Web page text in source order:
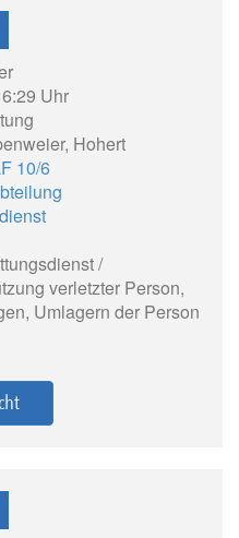
Uhr
Hohert
10/6
/
verletzter Person,
Umlagern der Person